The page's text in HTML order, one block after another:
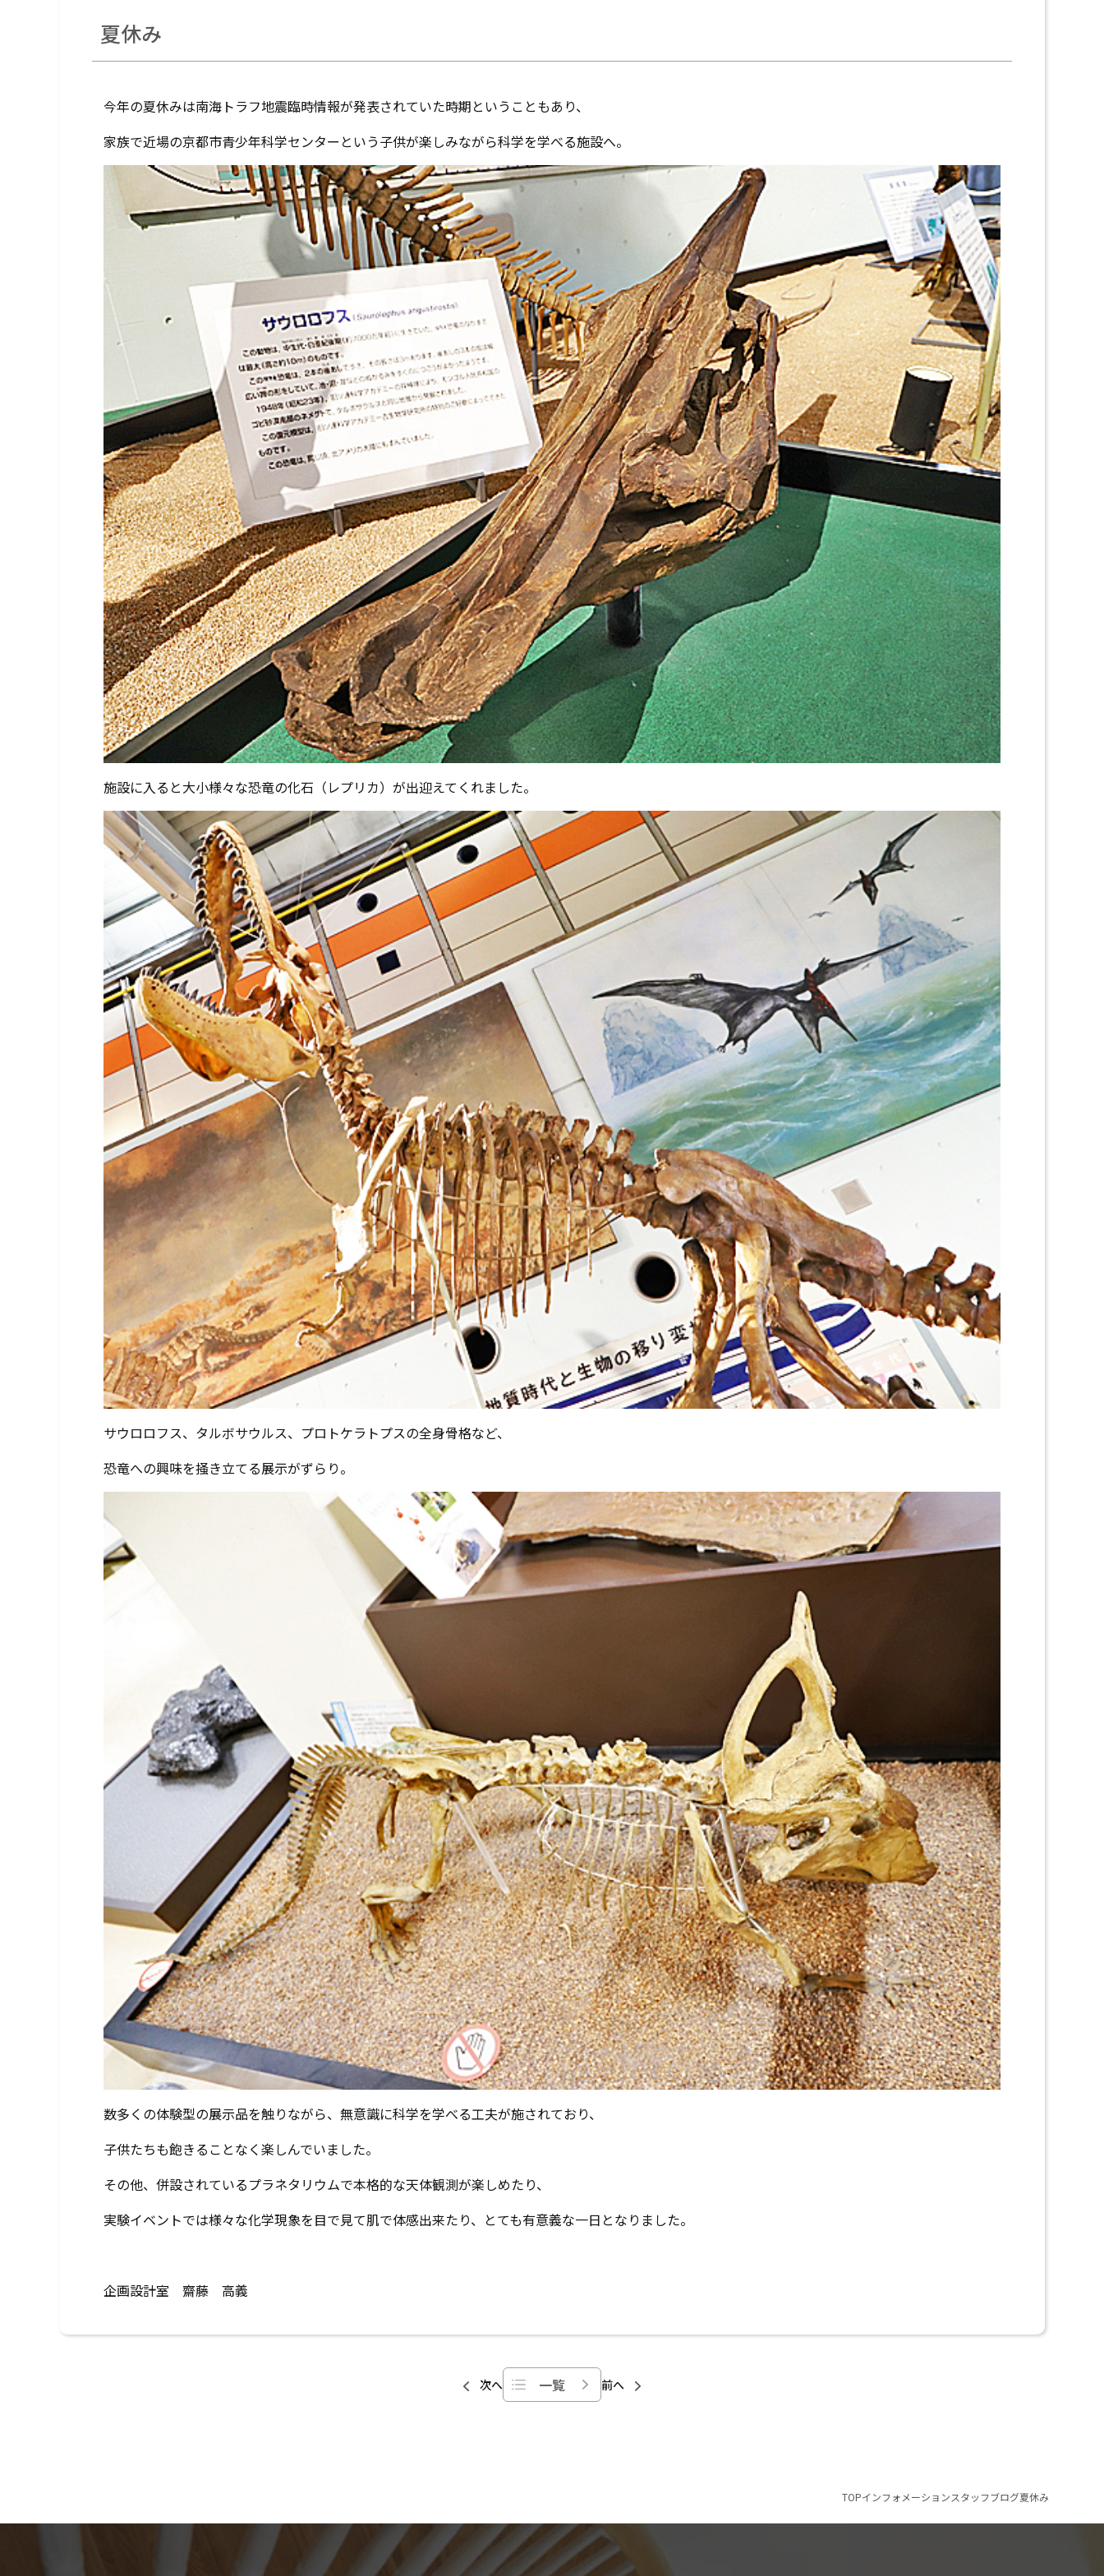
09:00-18:00 水定休
夏休み
今年の夏休みは南海トラフ地震臨時情報が発表されていた時期ということもあり、
家族で近場の京都市青少年科学センターという子供が楽しみながら科学を学べる施設へ。
施設に入ると大小様々な恐竜の化石（レプリカ）が出迎えてくれました。
サウロロフス、タルボサウルス、プロトケラトプスの全身骨格など、
恐竜への興味を掻き立てる展示がずらり。
数多くの体験型の展示品を触りながら、無意識に科学を学べる工夫が施されており、
子供たちも飽きることなく楽しんでいました。
その他、併設されているプラネタリウムで本格的な天体観測が楽しめたり、
実験イベントでは様々な化学現象を目で見て肌で体感出来たり、とても有意義な一日となりました。
企画設計室 齋藤 高義
次へ 一覧 前へ
TOPインフォメーションスタッフブログ夏休み